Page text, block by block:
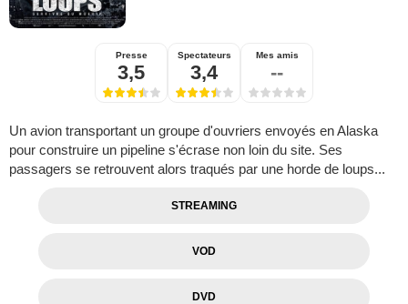
Presse
3,5
Spectateurs
3,4
Mes amis
--
Un avion transportant un groupe d'ouvriers envoyés en Alaska
pour construire un pipeline s'écrase non loin du site. Ses
passagers se retrouvent alors traqués par une horde de loups...
STREAMING
VOD
DVD